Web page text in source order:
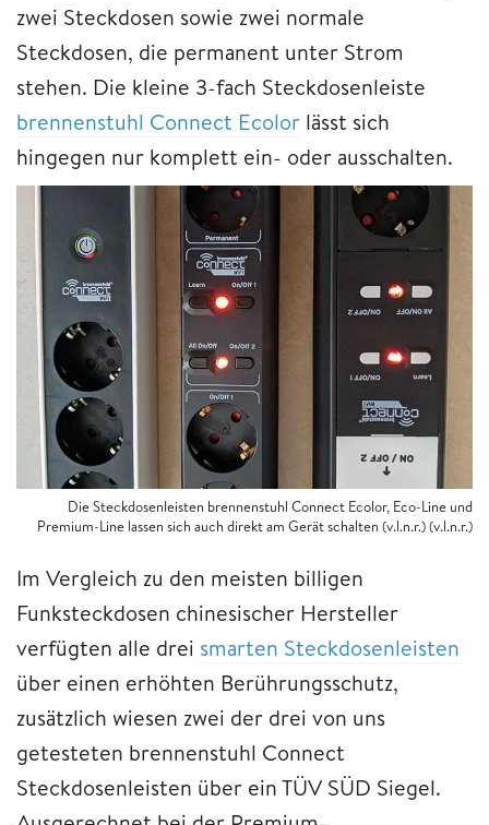
zwei Steckdosen sowie zwei normale
Steckdosen, die permanent unter Strom
stehen. Die kleine 3-fach Steckdosenleiste
brennenstuhl Connect Ecolor lässt sich
hingegen nur komplett ein- oder ausschalten.
Die Steckdosenleisten brennenstuhl Connect Ecolor, Eco-Line und
Premium-Line lassen sich auch direkt am Gerät schalten (v.l.n.r.) (v.l.n.r.)
Im Vergleich zu den meisten billigen
Funksteckdosen chinesischer Hersteller
verfügten alle drei smarten Steckdosenleisten
über einen erhöhten Berührungsschutz,
zusätzlich wiesen zwei der drei von uns
getesteten brennenstuhl Connect
Steckdosenleisten über ein TÜV SÜD Siegel.